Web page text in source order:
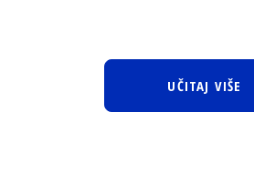
UČITAJ VIŠE